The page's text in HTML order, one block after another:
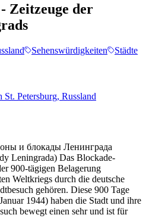
Zeitzeuge der
Sehenswürdigkeiten Städte
Petersburg, Russland
и блокады Ленинграда
Leningrada) Das Blockade-
900-tägigen Belagerung
Weltkriegs durch die deutsche
gehören. Diese 900 Tage
1944) haben die Stadt und ihre
bewegt einen sehr und ist für